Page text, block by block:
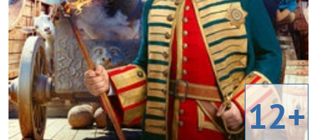
12+